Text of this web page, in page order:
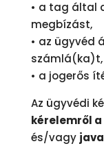
• a tag által
megbízást,
• az ügyvéd
számlá(ka)t,
• a jogerős
Az ügyvédi
kérelemről
és/vagy